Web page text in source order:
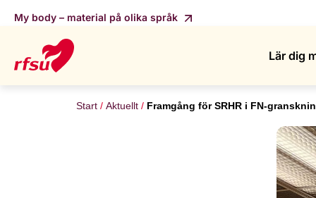
My body – material på olika språk
Lär dig
Start Aktuellt Framgång för SRHR i FN-